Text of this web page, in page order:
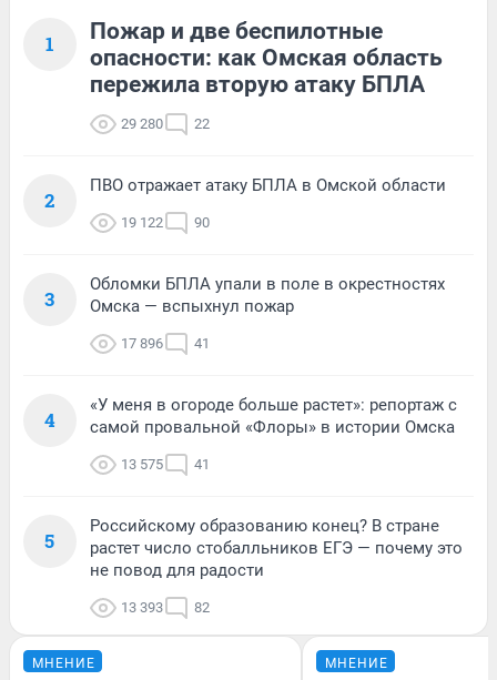
1
Пожар и две беспилотные
опасности: как Омская область
пережила вторую атаку БПЛА
29 280 22
2
ПВО отражает атаку БПЛА в Омской области
19 122 90
3
Обломки БПЛА упали в поле в окрестностях
Омска — вспыхнул пожар
17 896 41
4
«У меня в огороде больше растет»: репортаж с
самой провальной «Флоры» в истории Омска
13 575 41
5
Российскому образованию конец? В стране
растет число стобалльников ЕГЭ — почему это
не повод для радости
13 393 82
МНЕНИЕ МНЕНИЕ